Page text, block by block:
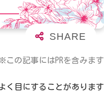
この記事にはPRを含みます
く目にすることがあります